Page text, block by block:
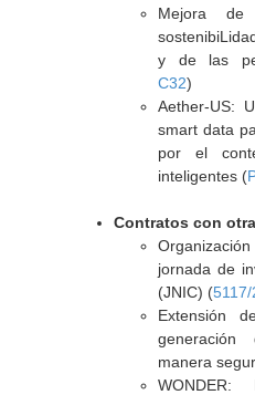
Mejora
y de las
C32)
Aether-US:
smart data
por el
inteligentes (
Contratos con
jornada de
(JNIC) (5117/
Extensión
manera